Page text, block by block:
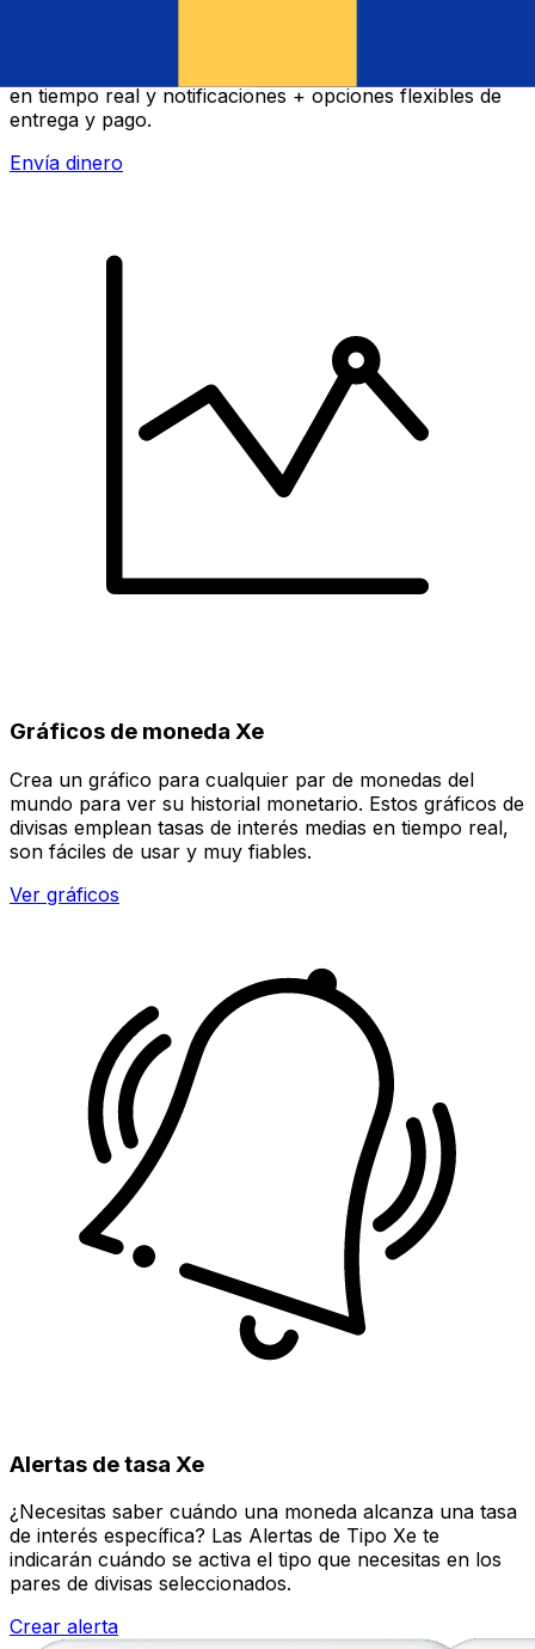
en tiempo real y notificaciones + opciones flexibles de
entrega y pago.
Envía dinero
Gráficos de moneda Xe
Crea un gráfico para cualquier par de monedas del
mundo para ver su historial monetario. Estos gráficos de
divisas emplean tasas de interés medias en tiempo real,
son fáciles de usar y muy fiables.
Ver gráficos
Alertas de tasa Xe
¿Necesitas saber cuándo una moneda alcanza una tasa
de interés específica? Las Alertas de Tipo Xe te
indicarán cuándo se activa el tipo que necesitas en los
pares de divisas seleccionados.
Crear alerta